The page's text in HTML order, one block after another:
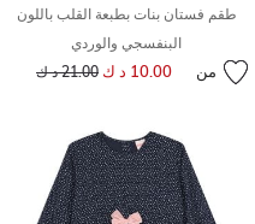
طقم فستان بنات بطبعة القلب باللون
البنفسجي والوردي
من 10.00 د ك سعر مخفض من
21.00 د ك